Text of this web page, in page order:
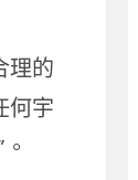
理的
何宇